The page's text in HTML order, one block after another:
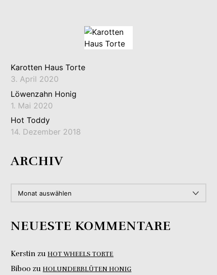
Karotten Haus Torte
3. April 2020
Löwenzahn Honig
1. Mai 2020
Hot Toddy
14. Dezember 2018
ARCHIV
NEUESTE KOMMENTARE
Kerstin zuHOT WHEELS TORTE
Biboo zuHOLUNDERBLÜTEN HONIG